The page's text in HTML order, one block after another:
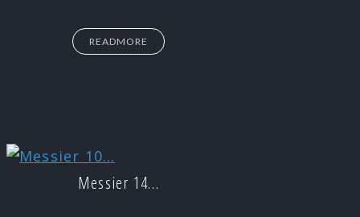
READMORE
Messier 14…